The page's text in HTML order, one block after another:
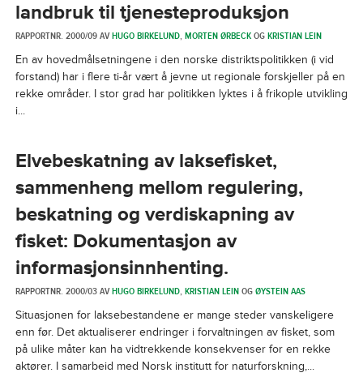
landbruk til tjenesteproduksjon
RAPPORTNR. 2000/09 AVHUGO BIRKELUND,MORTEN ØRBECKOGKRISTIAN LEIN
En av hovedmålsetningene i den norske distriktspolitikken (i vid
forstand) har i flere ti-år vært å jevne ut regionale forskjeller på en
rekke områder. I stor grad har politikken lyktes i å frikople utvikling
i...
Elvebeskatning av laksefisket,
sammenheng mellom regulering,
beskatning og verdiskapning av
fisket: Dokumentasjon av
informasjonsinnhenting.
RAPPORTNR. 2000/03 AVHUGO BIRKELUND,KRISTIAN LEINOGØYSTEIN AAS
Situasjonen for laksebestandene er mange steder vanskeligere
enn før. Det aktualiserer endringer i forvaltningen av fisket, som
på ulike måter kan ha vidtrekkende konsekvenser for en rekke
aktører. I samarbeid med Norsk institutt for naturforskning,...